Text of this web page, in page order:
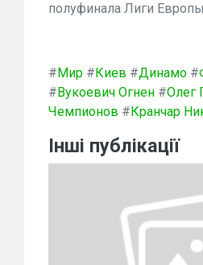
полуфинала Лиги
#Мир #Киев #Динамо #
#Вукоевич Огнен #Олег
Чемпионов #Кранчар
Інші публікації